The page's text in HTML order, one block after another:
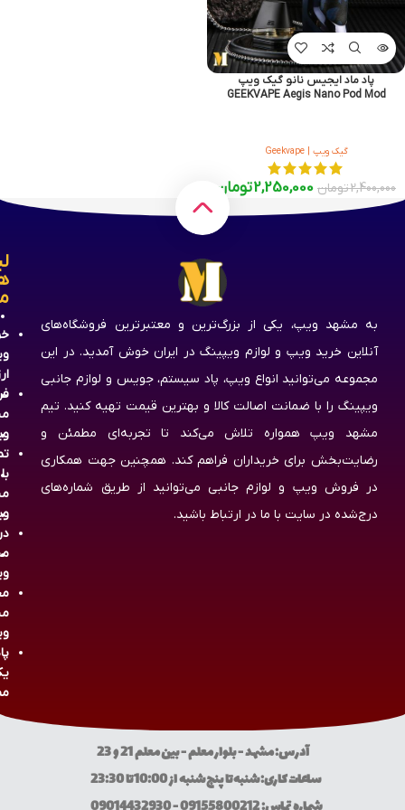
پاد ماد ایجیس نانو گیک ویپ
GEEKVAPE Aegis Nano Pod Mod
گیک ویپ | Geekvape
2,400,000تومان 2,250,000تومان
به مشهد ویپ، یکی از بزرگ‌ترین و معتبرترین فروشگاه‌های
آنلاین خرید ویپ و لوازم ویپینگ در ایران خوش آمدید. در این
مجموعه می‌توانید انواع ویپ، پاد سیستم، جویس و لوازم جانبی
ویپینگ را با ضمانت اصالت کالا و بهترین قیمت تهیه کنید. تیم
مشهد ویپ همواره تلاش می‌کند تا تجربه‌ای مطمئن و
رضایت‌بخش برای خریداران فراهم کند. همچنین جهت همکاری
در فروش ویپ و لوازم جانبی می‌توانید از طریق شماره‌های
درج‌شده در سایت با ما در ارتباط باشید.
با
آدرس: مشهد - بلوار معلم - بین معلم 21 و 23
ساعات کاری: شنبه تا پنج شنبه از 10:00 تا 23:30